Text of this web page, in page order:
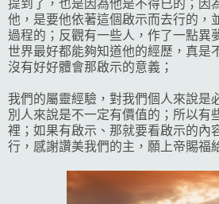
提到了，也是因為他是不得已的；因
他，是要他依著這個啟示而去行的，
過程的；反觀有一些人，作了一點異
世界最好都能夠知道他的經歷，真是
沒有好好體會那啟示的意義；
我們的屬靈經驗，對我們個人來說是
別人來說是不一定有價值的；所以有
裡；如果有啟示、那就要看啟示的內
行，感謝讚美我們的主，願上帝賜福